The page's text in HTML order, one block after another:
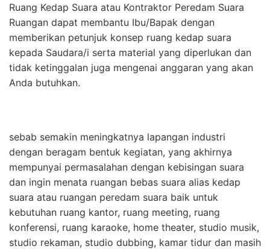
Ruang Kedap Suara atau Kontraktor Peredam Suara
Ruangan dapat membantu Ibu/Bapak dengan
memberikan petunjuk konsep ruang kedap suara
kepada Saudara/i serta material yang diperlukan dan
tidak ketinggalan juga mengenai anggaran yang akan
Anda butuhkan.
sebab semakin meningkatnya lapangan industri
dengan beragam bentuk kegiatan, yang akhirnya
mempunyai permasalahan dengan kebisingan suara
dan ingin menata ruangan bebas suara alias kedap
suara atau ruangan peredam suara baik untuk
kebutuhan ruang kantor, ruang meeting, ruang
konferensi, ruang karaoke, home theater, studio musik,
studio rekaman, studio dubbing, kamar tidur dan masih